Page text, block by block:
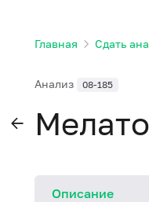
Главная Сдать
Анализ 08-185
Описание